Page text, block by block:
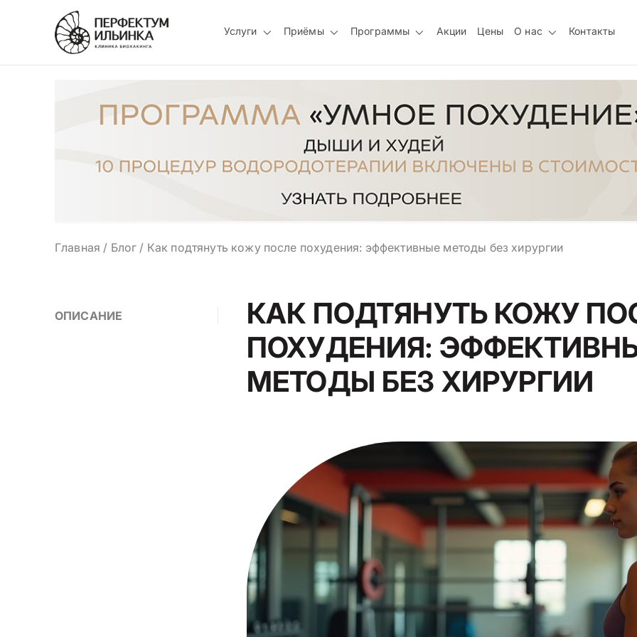
Услуги Приёмы Программы Акции Цены О нас Контакты
Главная / Блог / Как подтянуть кожу после похудения: эффективные методы без хирургии
ОПИСАНИЕ
КАК ПОДТЯНУТЬ КОЖУ
ПОХУДЕНИЯ:
МЕТОДЫ БЕЗ ХИРУРГИИ